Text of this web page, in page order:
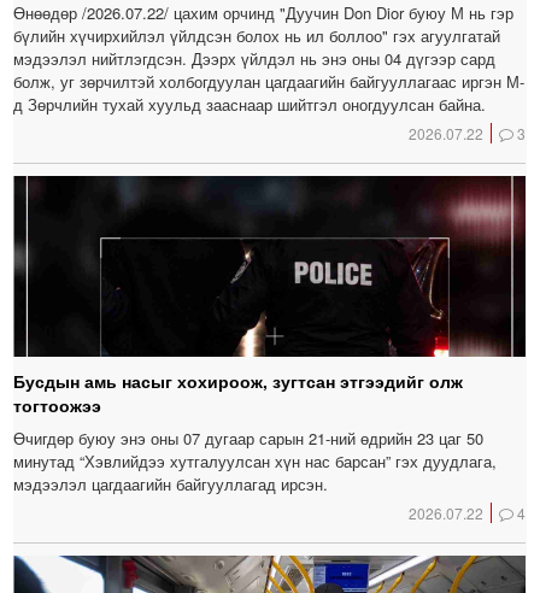
Өнөөдөр /2026.07.22/ цахим орчинд "Дуучин Don Dior буюу М нь гэр
бүлийн хүчирхийлэл үйлдсэн болох нь ил боллоо" гэх агуулгатай
мэдээлэл нийтлэгдсэн. Дээрх үйлдэл нь энэ оны 04 дүгээр сард
болж, уг зөрчилтэй холбогдуулан цагдаагийн байгууллагаас иргэн М-
д Зөрчлийн тухай хуульд зааснаар шийтгэл оногдуулсан байна.
2026.07.22 3
Бусдын амь насыг хохироож, зугтсан этгээдийг олж
тогтоожээ
Өчигдөр буюу энэ оны 07 дугаар сарын 21-ний өдрийн 23 цаг 50
минутад “Хэвлийдээ хутгалуулсан хүн нас барсан” гэх дуудлага,
мэдээлэл цагдаагийн байгууллагад ирсэн.
2026.07.22 4